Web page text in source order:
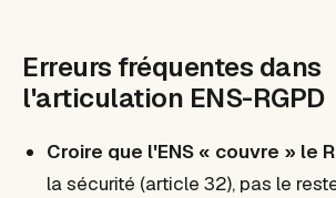
Erreurs fréquentes dans
l'articulation ENS-RGPD
Croire que l'ENS « couvre » le
la sécurité (article 32), pas le